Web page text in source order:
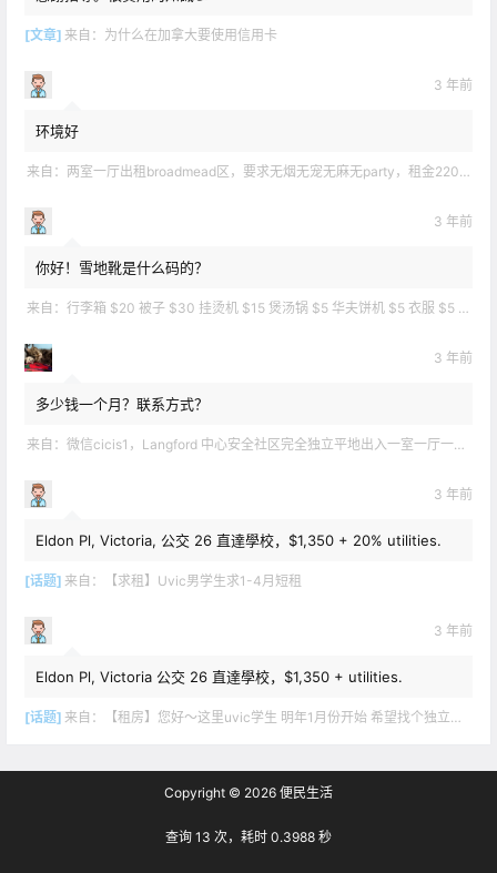
[文章] 来自： 为什么在加拿大要使用信用卡
3 年前
环境好
来自： 两室一厅出租broadmead区，要求无烟无宠无麻无party，租金2200不包水电有意短信联系2508858496
3 年前
你好！雪地靴是什么码的？
来自： 行李箱 $20 被子 $30 挂烫机 $15 煲汤锅 $5 华夫饼机 $5 衣服 $5 雪地靴 $10 滑雪手套 $10 宜家衣物收纳 .
3 年前
多少钱一个月？联系方式？
来自： 微信cicis1，Langford 中心安全社区完全独立平地出入一室一厅一书房步行5分钟到公车站和商业圈 有后花园和.
3 年前
Eldon Pl, Victoria, 公交 26 直達學校，$1,350 + 20% utilities.
[话题] 来自： 【求租】Uvic男学生求1-4月短租
3 年前
Eldon Pl, Victoria 公交 26 直達學校，$1,350 + utilities.
[话题] 来自： 【租房】您好～这里uvic学生 明年1月份开始 希望找个独立出入的 爱干净 谢谢！
Copyright © 2026 便民生活
查询 13 次，耗时 0.3988 秒